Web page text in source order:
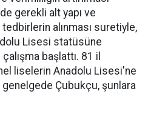
gerekli alt yapı ve
alınması suretiyle,
Lisesi statüsüne
başlattı. 81 il
liselerin Anadolu Lisesi'ne
Çubukçu, şunlara